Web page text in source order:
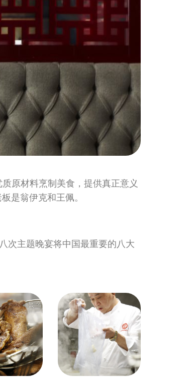
原材料烹制美食，提供真正意义
是翁伊克和王佩。
次主题晚宴将中国最重要的八大